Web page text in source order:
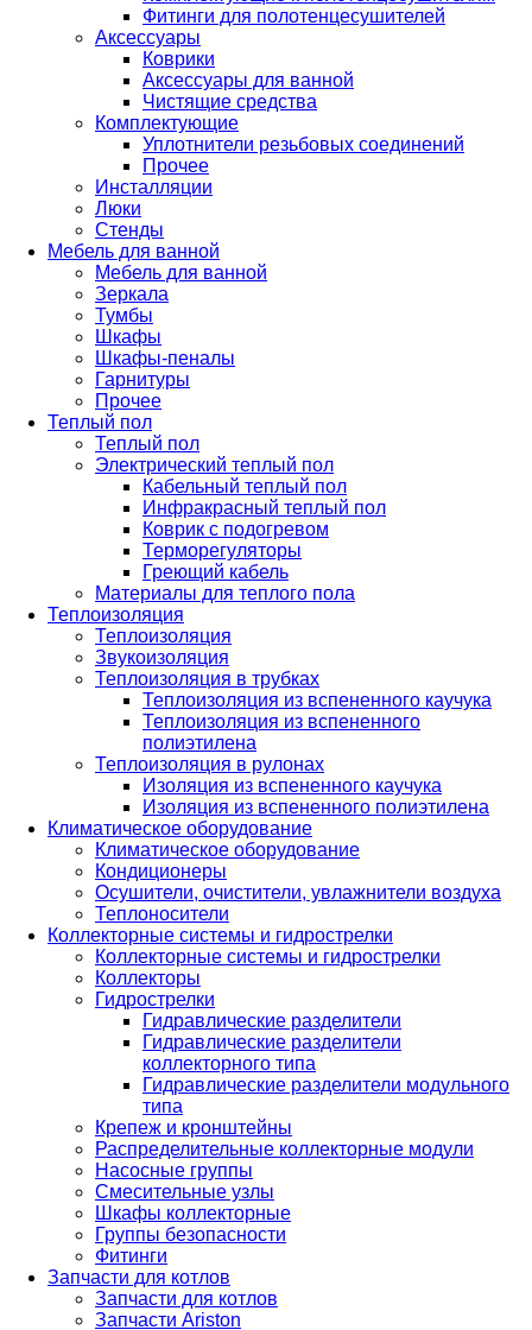
Фитинги для полотенцесушителей
Аксессуары
Коврики
Аксессуары для ванной
Чистящие средства
Комплектующие
Уплотнители резьбовых соединений
Прочее
Инсталляции
Люки
Стенды
Мебель для ванной
Мебель для ванной
Зеркала
Тумбы
Шкафы
Шкафы-пеналы
Гарнитуры
Прочее
Теплый пол
Теплый пол
Электрический теплый пол
Кабельный теплый пол
Инфракрасный теплый пол
Коврик с подогревом
Терморегуляторы
Греющий кабель
Материалы для теплого пола
Теплоизоляция
Теплоизоляция
Звукоизоляция
Теплоизоляция в трубках
Теплоизоляция из вспененного каучука
Теплоизоляция из вспененного
полиэтилена
Теплоизоляция в рулонах
Изоляция из вспененного каучука
Изоляция из вспененного полиэтилена
Климатическое оборудование
Климатическое оборудование
Кондиционеры
Осушители, очистители, увлажнители воздуха
Теплоносители
Коллекторные системы и гидрострелки
Коллекторные системы и гидрострелки
Коллекторы
Гидрострелки
Гидравлические разделители
Гидравлические разделители
коллекторного типа
Гидравлические разделители модульного
типа
Крепеж и кронштейны
Распределительные коллекторные модули
Насосные группы
Смесительные узлы
Шкафы коллекторные
Группы безопасности
Фитинги
Запчасти для котлов
Запчасти для котлов
Запчасти Ariston